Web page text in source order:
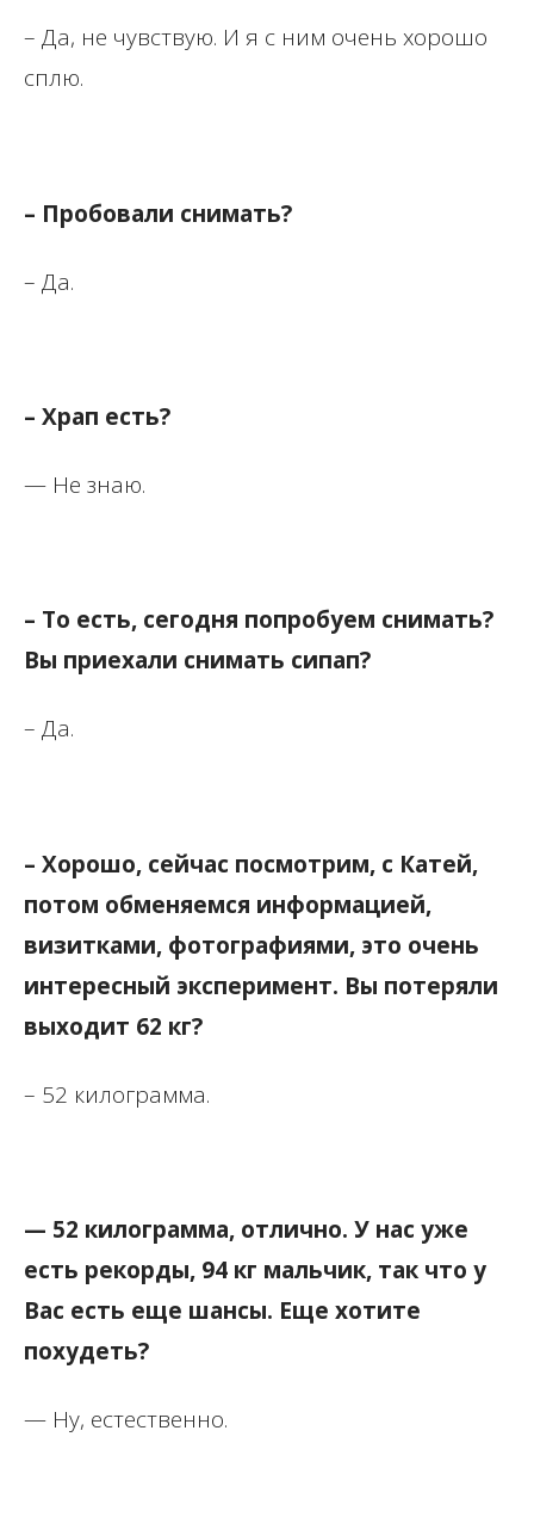
– Да, не чувствую. И я с ним очень хорошо
сплю.
– Пробовали снимать?
– Да.
– Храп есть?
— Не знаю.
– То есть, сегодня попробуем снимать?
Вы приехали снимать сипап?
– Да.
– Хорошо, сейчас посмотрим, с Катей,
потом обменяемся информацией,
визитками, фотографиями, это очень
интересный эксперимент. Вы потеряли
выходит 62 кг?
– 52 килограмма.
— 52 килограмма, отлично. У нас уже
есть рекорды, 94 кг мальчик, так что у
Вас есть еще шансы. Еще хотите
похудеть?
— Ну, естественно.